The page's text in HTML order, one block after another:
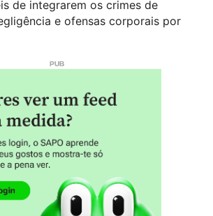
de integrarem os crimes de
e ofensas corporais por